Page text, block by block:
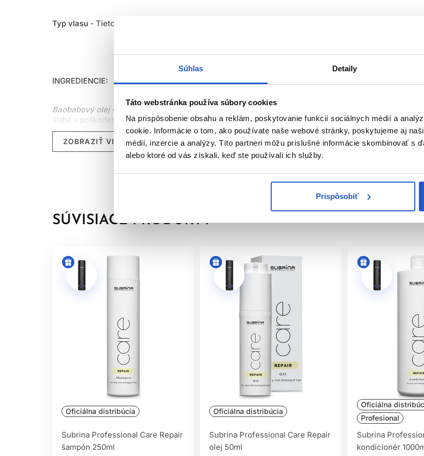
Súhlas Detaily
Táto webstránka používa súbory cookies
Na prispôsobenie obsahu a reklám, poskytovanie funkcií sociálnych médií a
cookie. Informácie o tom, ako používate naše webové stránky, poskytujeme aj
médií, inzercie a analýzy. Títo partneri môžu príslušné informácie skombinovať s
alebo ktoré od vás získali, keď ste používali ich služby.
Prispôsobiť
Typ vlasu - Tieto výrobky vdýchnu život poškodeným, lámavým a suchým vlasom.
INGREDIENCIE:
Baobabový olej- Semienka afrického „stromu života“ sú bohaté na vitamíny A, B, C, D, F a omega
slabé a poškodené vlasy.
Výťažok zo semiačok baobabu- Výživná zložka, ktorá pomáha pri zotavení z poškodenia, zvyšuje
- Zvlhčujúca a obnovujúca zložka, ktorá sa nachádza prirodzene v našom tele, pomáha
ZOBRAZIŤ VIAC
SÚVISIACE PRODUKTY
Oficiálna distribúcia
Subrina Professional Care Repair
šampón 250ml
Oficiálna distribúcia
Subrina Professional Care Repair
olej 50ml
Oficiálna
Profesional
Subrina
kondicionér